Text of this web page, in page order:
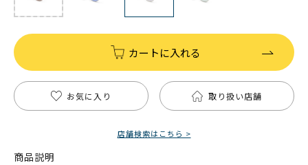
カートに入れる
お気に入り 取り扱い店舗
店舗検索はこちら >
商品説明